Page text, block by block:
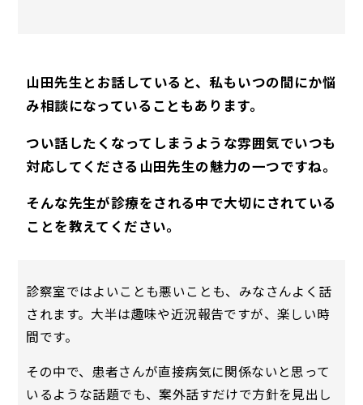
山田先生とお話していると、私もいつの間にか悩
み相談になっていることもあります。
つい話したくなってしまうような雰囲気でいつも
対応してくださる山田先生の魅力の一つですね。
そんな先生が診療をされる中で大切にされている
ことを教えてください。
診察室ではよいことも悪いことも、みなさんよく話
されます。大半は趣味や近況報告ですが、楽しい時
間です。
その中で、患者さんが直接病気に関係ないと思って
いるような話題でも、案外話すだけで方針を見出し